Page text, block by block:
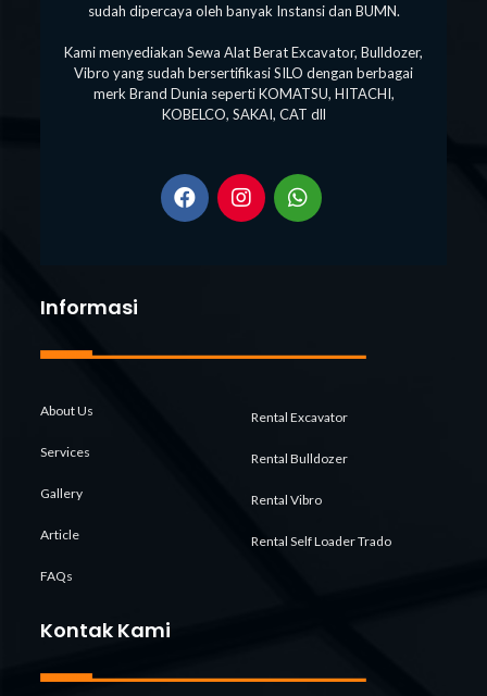
sudah dipercaya oleh banyak Instansi dan BUMN.
Kami menyediakan Sewa Alat Berat Excavator, Bulldozer,
Vibro yang sudah bersertifikasi SILO dengan berbagai
merk Brand Dunia seperti KOMATSU, HITACHI,
KOBELCO, SAKAI, CAT dll
Informasi
About Us
Services
Gallery
Article
FAQs
Rental Excavator
Rental Bulldozer
Rental Vibro
Rental Self Loader Trado
Kontak Kami